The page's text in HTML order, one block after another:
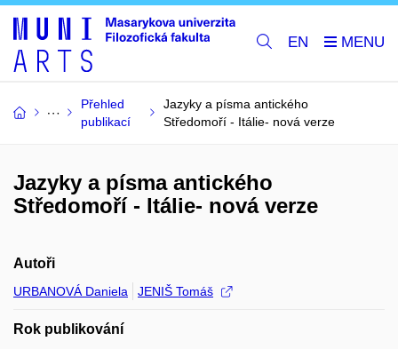
EN
Přehled
publikací
Jazyky a písma antického
Středomoří - Itálie- nová verze
Jazyky a písma antického
Středomoří - Itálie- nová verze
Autoři
URBANOVÁ Daniela JENIŠ Tomáš
Rok publikování